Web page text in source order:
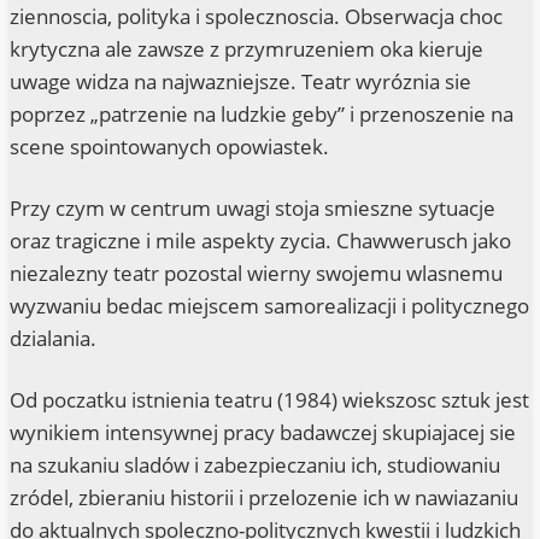
zi­en­no­scia, poli­ty­ka i spolecz­no­scia. Obs­er­wac­ja choc
kry­ty­cz­na ale zaw­s­ze z przym­ru­ze­niem oka kie­ruje
uwa­ge wid­za na naj­waz­nie­js­ze. Teatr wyróz­nia sie
poprzez „patrze­nie na ludzkie geby” i przen­o­sze­nie na
sce­ne spoin­to­wanych opowiastek.
Przy czym w cen­trum uwa­gi sto­ja smiesz­ne sytu­ac­je
oraz tra­gicz­ne i mile aspek­ty zycia. Chaw­we­rusch jako
nie­za­lez­ny teatr pozos­tal wier­ny swo­je­mu wlas­ne­mu
wyz­wa­niu bedac mie­j­s­cem samo­rea­li­zac­ji i poli­ty­cz­n­ego
dzialania.
Od poc­z­at­ku ist­ni­enia teatru (1984) wieks­zosc sztuk jest
wyni­kiem inten­syw­nej pra­cy bad­aw­c­zej sku­pia­jacej sie
na szu­ka­niu sla­dów i zabez­piec­za­niu ich, stu­dio­wa­niu
zró­del, zbier­aniu his­to­rii i przelo­ze­nie ich w nawia­za­niu
do aktu­al­nych spolecz­no-poli­ty­cz­nych kwestii i ludzkich